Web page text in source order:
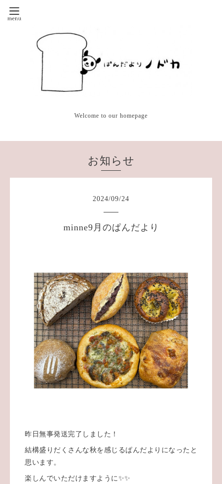
Welcome to our homepage
お知らせ
2024/09/24
minne9月のぱんだより
昨日無事発送完了しました！
結構盛りだくさんな秋を感じるぱんだよりになったと
思います。
楽しんでいただけますように✨✨